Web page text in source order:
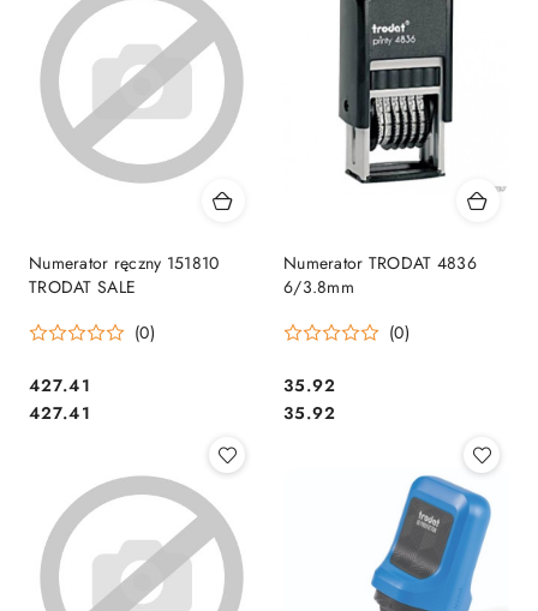
Numerator ręczny 151810
TRODAT SALE
(0)
Cena:
427.41
Cena:
427.41
Numerator TRODAT 4836
6/3.8mm
(0)
Cena:
35.92
Cena:
35.92